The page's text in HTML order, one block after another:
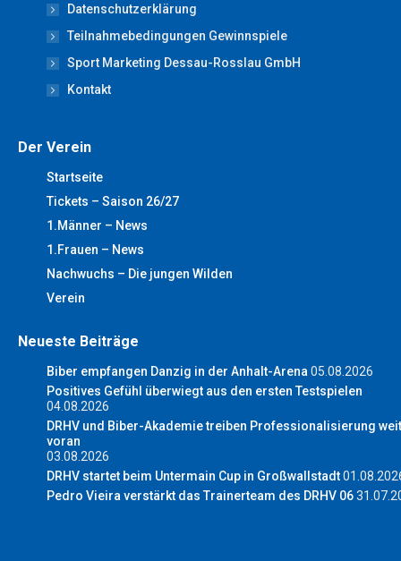
new
window
new
window
new
window
new
window
new
window
Datenschutzerklärung
Teilnahmebedingungen Gewinnspiele
Sport Marketing Dessau-Rosslau GmbH
Kontakt
Der Verein
Startseite
Tickets – Saison 26/27
1.Männer – News
1.Frauen – News
Nachwuchs – Die jungen Wilden
Verein
Neueste Beiträge
Biber empfangen Danzig in der Anhalt-Arena 05.08.2026
Positives Gefühl überwiegt aus den ersten Testspielen
04.08.2026
DRHV und Biber-Akademie treiben Professionalisierung
voran
03.08.2026
DRHV startet beim Untermain Cup in Großwallstadt
Pedro Vieira verstärkt das Trainerteam des DRHV 06